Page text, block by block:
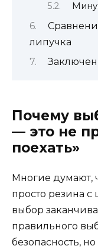
липучка
Почему
— это не
поехать»
Многие думают,
просто резина
выбор
правильного
безопасность,